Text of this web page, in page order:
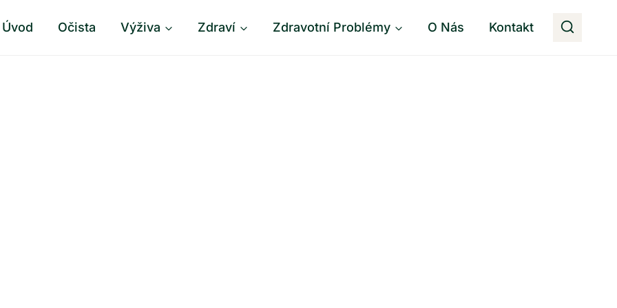
Úvod Očista Výživa Zdraví Zdravotní Problémy O Nás Kontakt